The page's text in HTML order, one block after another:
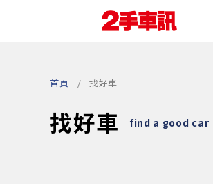
首頁 找好車
找好車 find a good car